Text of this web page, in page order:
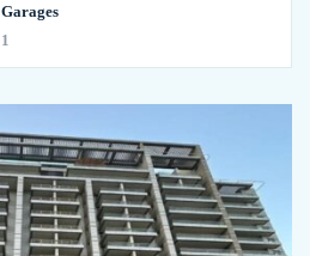
Garages
1